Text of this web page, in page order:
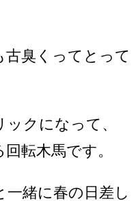
臭くってとって
クになって、
転木馬です。
緒に春の日差し